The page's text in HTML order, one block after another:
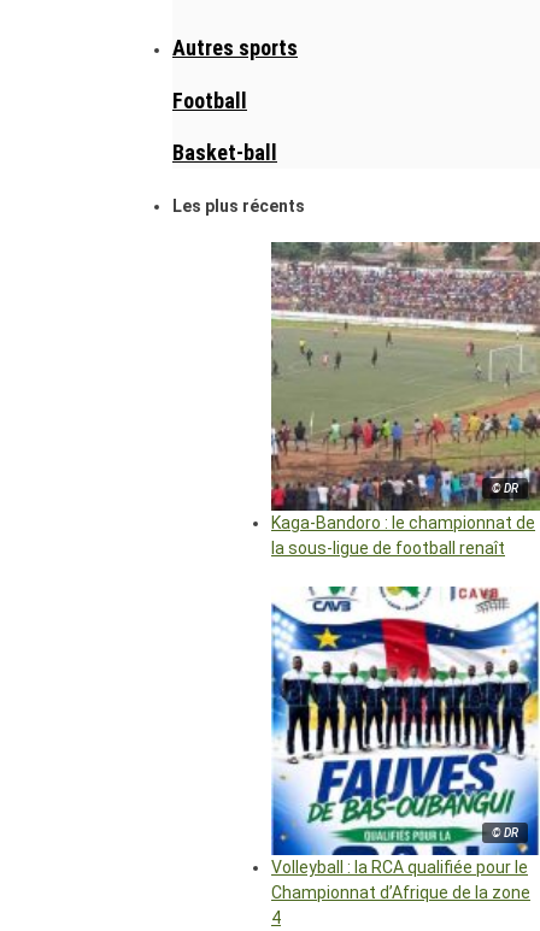
Autres sports
Football
Basket-ball
Les plus récents
© DR
Kaga-Bandoro : le championnat de
la sous-ligue de football renaît
© DR
Volleyball : la RCA qualifiée pour le
Championnat d’Afrique de la zone
4